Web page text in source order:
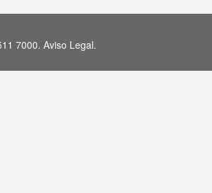
7000. Aviso Legal.